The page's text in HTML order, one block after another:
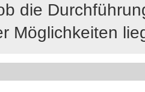
die
Möglichkeiten